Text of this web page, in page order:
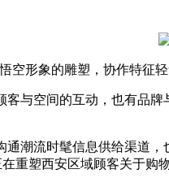
形象的雕塑，协作特征
空间的互动，也有品
流时髦信息供给渠道，
重塑西安区域顾客关于购